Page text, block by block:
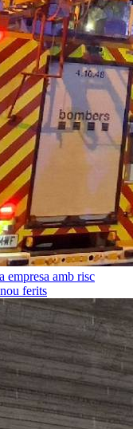
empresa amb risc
ferits